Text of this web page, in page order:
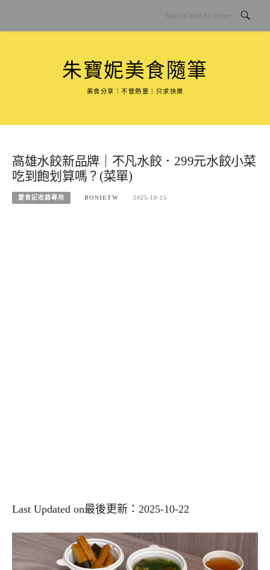
content
朱寶妮美食隨筆
美食分享｜不管熱量｜只求快樂
高雄水餃新品牌｜不凡水餃．299元水餃小菜
吃到飽划算嗎？(菜單)
愛食記收錄專用 BONIETW 2025-10-15
Last Updated on最後更新：2025-10-22